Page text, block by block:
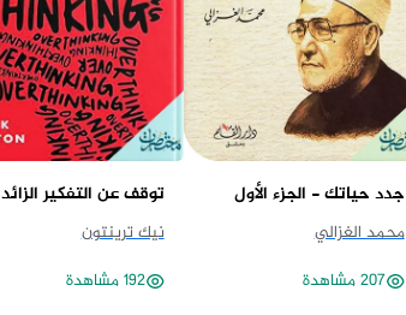
جدد حياتك - الجزء الأول
محمد الغزالي
207 مشاهدة
توقف عن التفكير الزائد
نيك ترينتون
192 مشاهدة